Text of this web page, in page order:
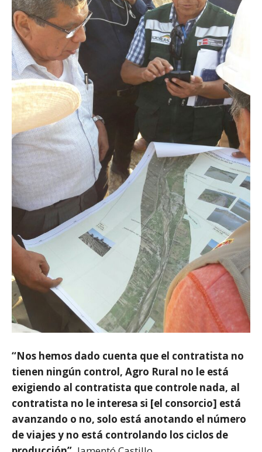
“Nos hemos dado cuenta que el contratista no
tienen ningún control, Agro Rural no le está
exigiendo al contratista que controle nada, al
contratista no le interesa si [el consorcio] está
avanzando o no, solo está anotando el número
de viajes y no está controlando los ciclos de